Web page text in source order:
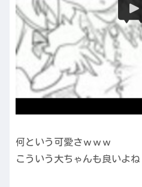
何という可愛さｗｗｗ
こういう大ちゃんも良いよね